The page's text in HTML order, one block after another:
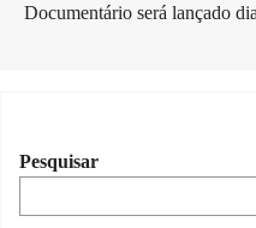
Documentário será lançado
Pesquisar